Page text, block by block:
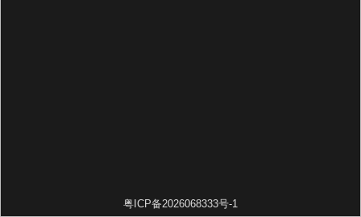
粤ICP备2026068333号-1